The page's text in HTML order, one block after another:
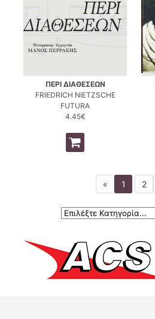
ΠΕΡΙ ΔΙΑΘΕΣΕΩΝ
FRIEDRICH NIETZSCHE
FUTURA
4.45€
« 1 2